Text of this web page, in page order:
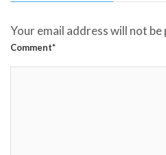
Your email address will not be
Comment*